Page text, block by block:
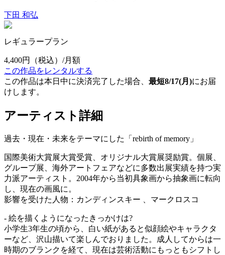
下田 和弘
レギュラープラン
4,400円
（税込）/月額
この作品をレンタルする
この作品は本日中に決済完了した場合、 最短8/17(月)にお届
けします。
アーティスト詳細
過去・現在・未来をテーマにした「rebirth of memory」
国際美術大賞展大賞受賞、オリジナル大賞展奨励賞。個展、
グループ展、海外アートフェアなどに多数出展実績を持つ実
力派アーティスト。2004年から当初具象画から抽象画に転向
し、現在の画風に。
影響を受けた人物：カンディンスキー 、マークロスコ
- 絵を描くようになったきっかけは?
小学生3年生の頃から、白い紙があると似顔絵やキャラクタ
ーなど、沢山描いて楽しんでおりました。成人してからは一
時期のブランクを経て、現在は芸術活動にもっともシフトし